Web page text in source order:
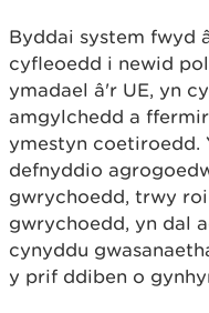
Byddai system fwyd
cyfleoedd i newid
ymadael â'r UE, yn
amgylchedd a
ymestyn coetiroedd.
defnyddio
gwrychoedd, trwy
gwrychoedd, yn dal
cynyddu
y prif ddiben o